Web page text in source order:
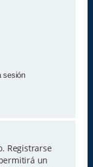
sesión
Registrarse
un